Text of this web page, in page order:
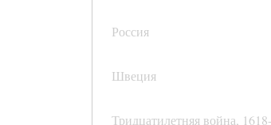
Россия
Швеция
Тридцатилетняя война,